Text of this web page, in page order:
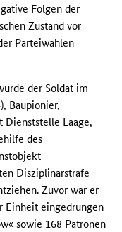
Folgen der
Zustand vor
Parteiwahlen
der Soldat im
Baupionier,
Dienststelle Laage,
des
Disziplinarstrafe
Zuvor war er
Einheit eingedrungen
sowie 168 Patronen